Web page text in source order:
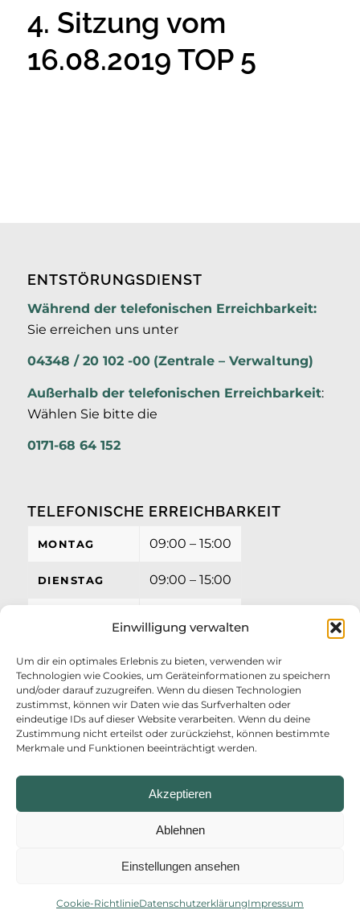
Einwilligung verwalten
Um dir ein optimales Erlebnis zu bieten, verwenden wir
Technologien wie Cookies, um Geräteinformationen zu speichern
und/oder darauf zuzugreifen. Wenn du diesen Technologien
zustimmst, können wir Daten wie das Surfverhalten oder
eindeutige IDs auf dieser Website verarbeiten. Wenn du deine
Zustimmung nicht erteilst oder zurückziehst, können bestimmte
Merkmale und Funktionen beeinträchtigt werden.
Akzeptieren
Ablehnen
Einstellungen ansehen
Cookie-RichtlinieDatenschutzerklärungImpressum
4. Sitzung vom
16.08.2019 TOP 5
ENTSTÖRUNGSDIENST
Während der telefonischen Erreichbarkeit:
Sie erreichen uns unter
04348 / 20 102 -00 (Zentrale – Verwaltung)
Außerhalb der telefonischen Erreichbarkeit:
Wählen Sie bitte die
0171-68 64 152
TELEFONISCHE ERREICHBARKEIT
MONTAG 09:00 – 15:00
DIENSTAG 09:00 – 15:00
FREITAG 09:00 – 12:00
© Copyright - AZV Ostufer Kieler Förde
Erklärung zur Barrierefreiheit Anmelden
Cookie-Richtlinie (EU)